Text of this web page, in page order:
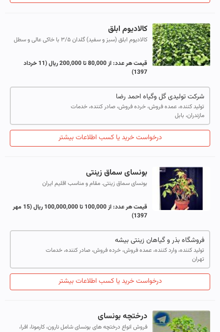
کالادیوم ابلق
کالادیوم ابلق (سبز و سفید) گلدان ۳/۵ با خاکی عالی و سطل
قیمت هر عدد:از 80,000 تا 200,000 ریال
(11 خرداد
1397)
شرکت تولیدی گل وگیاه احمد رضا
تولید کننده، عمده فروش، خرده فروش، صادر کننده، خدمات
مازندران، بابل
درخواست خرید یا کسب اطلاعات بیشتر
بونسای سماق زینتی
بونسای سماق زینتی. مقام و مناسب اقلیم ایران
قیمت هر عدد:از 100,000 تا 100,000,000 ریال
(15 مهر
1397)
فروشگاه بذر و گیاهان زینتی بیشه
تولید کننده، وارد کننده، عمده فروش، خرده فروش، صادر کننده، خدمات
تهران
درخواست خرید یا کسب اطلاعات بیشتر
درختچه بونسای
فروش انواع درختچه های بونسای شامل نارون، کارمونا، افرا،